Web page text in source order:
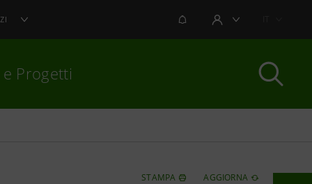
NOTIFICHEAREA UTENTE
e Progetti
STAMPA AGGIORNA